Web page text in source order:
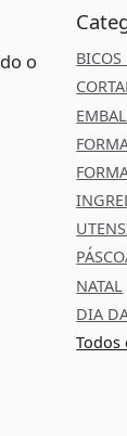
o
BICOS
NATAL
DIA